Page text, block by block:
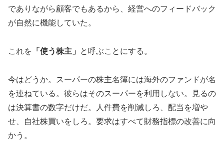
でありながら顧客でもあるから、経営へのフィードバック
が自然に機能していた。
これを 「使う株主」 と呼ぶことにする。
今はどうか。スーパーの株主名簿には海外のファンドが名
を連ねている。彼らはそのスーパーを利用しない。見るの
は決算書の数字だけだ。人件費を削減しろ、配当を増や
せ、自社株買いをしろ。要求はすべて財務指標の改善に向
かう。